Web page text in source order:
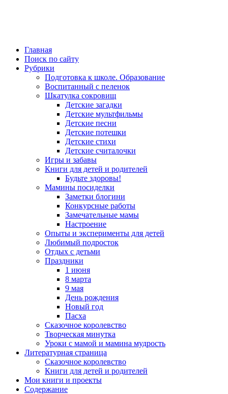
Главная
Поиск по сайту
Рубрики
Подготовка к школе. Образование
Воспитанный с пеленок
Шкатулка сокровищ
Детские загадки
Детские мультфильмы
Детские песни
Детские потешки
Детские стихи
Детские считалочки
Игры и забавы
Книги для детей и родителей
Будьте здоровы!
Мамины посиделки
Заметки блогини
Конкурсные работы
Замечательные мамы
Настроение
Опыты и эксперименты для детей
Любимый подросток
Отдых с детьми
Праздники
1 июня
8 марта
9 мая
День рождения
Новый год
Пасха
Сказочное королевство
Творческая минутка
Уроки с мамой и мамина мудрость
Литературная страница
Сказочное королевство
Книги для детей и родителей
Мои книги и проекты
Содержание